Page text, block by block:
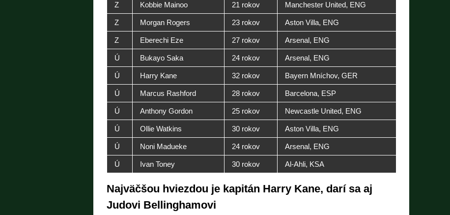
Z Kobbie Mainoo 21 rokov Manchester United, ENG
Z Morgan Rogers 23 rokov Aston Villa, ENG
Z Eberechi Eze 27 rokov Arsenal, ENG
Ú Bukayo Saka 24 rokov Arsenal, ENG
Ú Harry Kane 32 rokov Bayern Mníchov, GER
Ú Marcus Rashford 28 rokov Barcelona, ESP
Ú Anthony Gordon 25 rokov Newcastle United, ENG
Ú Ollie Watkins 30 rokov Aston Villa, ENG
Ú Noni Madueke 24 rokov Arsenal, ENG
Ú Ivan Toney 30 rokov Al-Ahli, KSA
Najväčšou hviezdou je kapitán Harry Kane, darí sa aj
Judovi Bellinghamovi